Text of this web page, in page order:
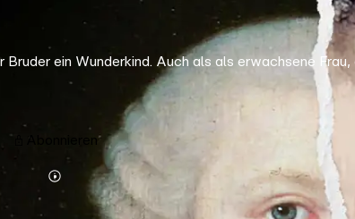
ein Wunderkind. Auch als als erwachsene
Abonnieren
Mehr
Details